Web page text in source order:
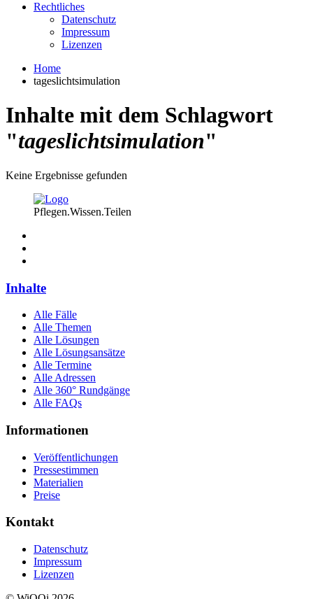
Rechtliches
Datenschutz
Impressum
Lizenzen
Home
tageslichtsimulation
Inhalte mit dem Schlagwort
"tageslichtsimulation"
Keine Ergebnisse gefunden
Pflegen.Wissen.Teilen
Inhalte
Alle Fälle
Alle Themen
Alle Lösungen
Alle Lösungsansätze
Alle Termine
Alle Adressen
Alle 360° Rundgänge
Alle FAQs
Informationen
Veröffentlichungen
Pressestimmen
Materialien
Preise
Kontakt
Datenschutz
Impressum
Lizenzen